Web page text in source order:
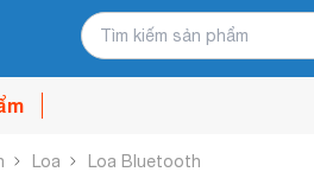
Loa Loa Bluetooth